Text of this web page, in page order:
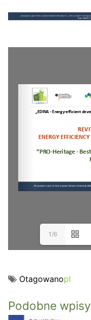
1/6
Otagowanopl
Podobne wpisy